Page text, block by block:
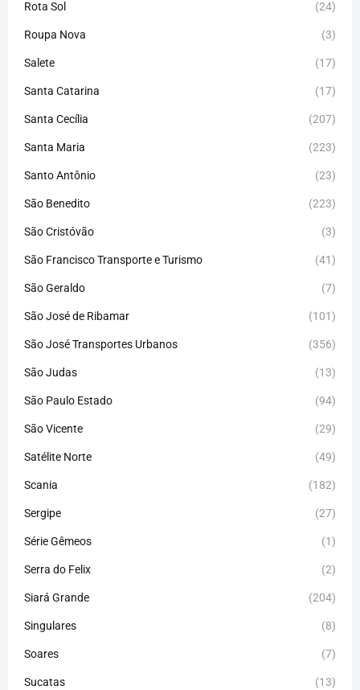
Rota Sol (24)
Roupa Nova (3)
Salete (17)
Santa Catarina (17)
Santa Cecília (207)
Santa Maria (223)
Santo Antônio (23)
São Benedito (223)
São Cristóvão (3)
São Francisco Transporte e Turismo (41)
São Geraldo (7)
São José de Ribamar (101)
São José Transportes Urbanos (356)
São Judas (13)
São Paulo Estado (94)
São Vicente (29)
Satélite Norte (49)
Scania (182)
Sergipe (27)
Série Gêmeos (1)
Serra do Felix (2)
Siará Grande (204)
Singulares (8)
Soares (7)
Sucatas (13)